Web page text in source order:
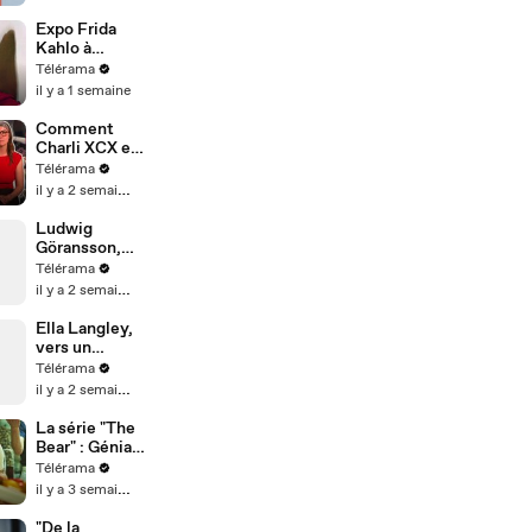
Expo Frida
Kahlo à
Londres : les
secrets de
d’une icône
mondiale
Télérama
il y a 1 semaine
Comment
Charli XCX est
devenue la
pop star de
Télérama
il y a 2 semaines
Ludwig
Göransson,
compositeur
de «
au plus près
du réel
Télérama
il y a 2 semaines
Ella Langley,
vers un
succès à la
Taylor Swift ?
Télérama
il y a 2 semaines
La série "The
Bear" : Géniale
ou surcotée ?
Télérama
il y a 3 semaines